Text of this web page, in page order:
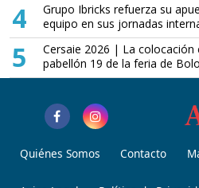
4
Grupo Ibricks refuerza su
equipo en sus jornadas
5
Cersaie 2026 | La
pabellón 19 de la feria de
Quiénes Somos Contacto